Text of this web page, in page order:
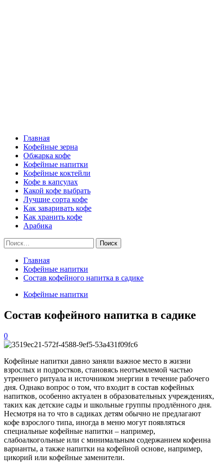
Главная
Кофейные зерна
Обжарка кофе
Кофейные напитки
Кофейные коктейли
Кофе в капсулах
Какой кофе выбрать
Лучшие сорта кофе
Как заваривать кофе
Как хранить кофе
Арабика
Найти:
Главная
Кофейные напитки
Состав кофейного напитка в садике
Кофейные напитки
Состав кофейного напитка в садике
0
Кофейные напитки давно заняли важное место в жизни
взрослых и подростков, становясь неотъемлемой частью
утреннего ритуала и источником энергии в течение рабочего
дня. Однако вопрос о том, что входит в состав кофейных
напитков, особенно актуален в образовательных учреждениях,
таких как детские сады и школьные группы продлённого дня.
Несмотря на то что в садиках детям обычно не предлагают
кофе взрослого типа, иногда в меню могут появляться
специальные кофейные напитки – например,
слабоалкогольные или с минимальным содержанием кофеина
варианты, а также напитки на кофейной основе, например,
цикорий или кофейные заменители.